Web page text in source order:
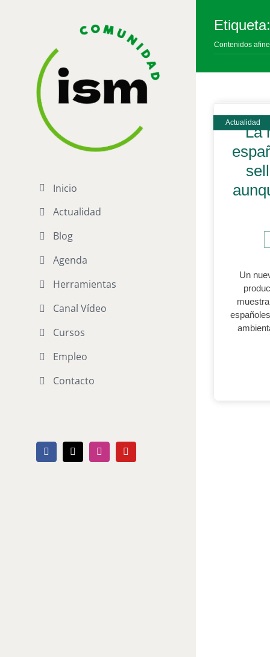
Inicio
Actualidad
Blog
Agenda
Herramientas
Canal Vídeo
Cursos
Empleo
Contacto
Facebook
X InstagramYouTube
Contenidos
La
Un